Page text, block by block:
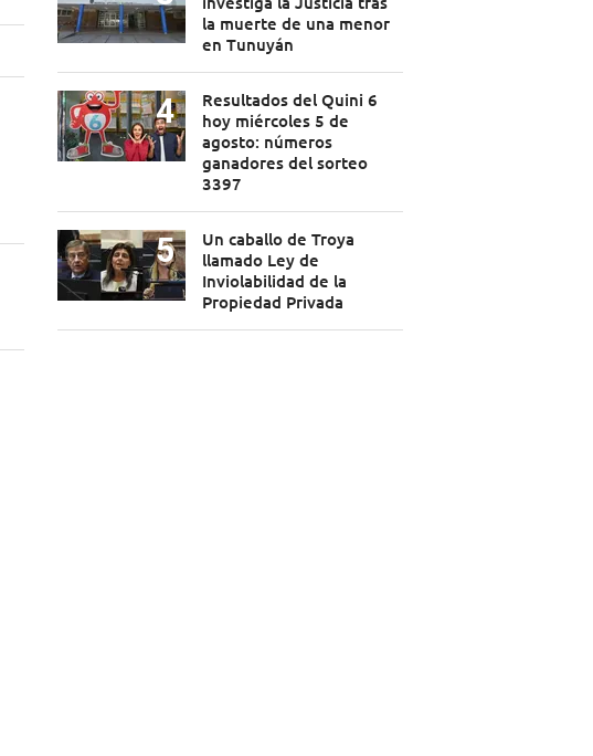
la muerte de una menor
en Tunuyán
Resultados del Quini 6
hoy miércoles 5 de
agosto: números
ganadores del sorteo
3397
Un caballo de Troya
llamado Ley de
Inviolabilidad de la
Propiedad Privada